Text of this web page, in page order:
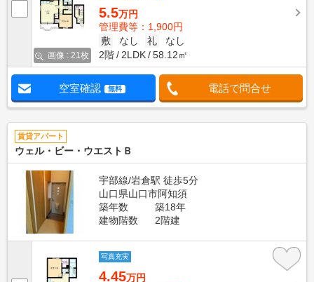
画像 : 21枚
5.5万円
管理費等：1,900円
敷
なし 礼
なし
2階
2LDK 58.12㎡
空室確認 無料 電話で問合せ
賃貸アパート
ウェル・ビー・ウエストＢ
宇部線/岩倉駅 徒歩5分
山口県山口市阿知須
築年数
築18年
建物階数
2階建
写真充実
4.45万円